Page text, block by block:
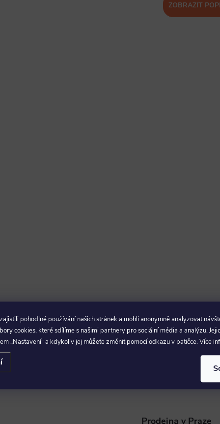
pohodlné používání našich stránek a mohli anonymně analyzovat
cookies, které sdílíme s našimi partnery pro sociální média a analýzu.
„Nastavení“ a kdykoliv jej můžete změnit pomocí odkazu v patičce. Více
ZPĚT DO
ZOBRAZIT
Prodejna v Praze